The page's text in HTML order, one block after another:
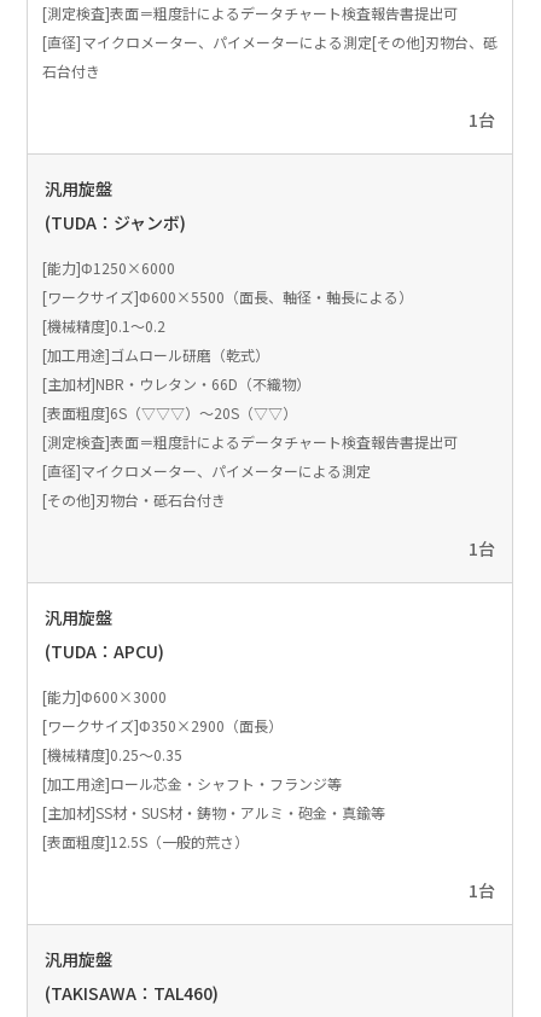
[測定検査]表面＝粗度計によるデータチャート検査報告書提出可
[直径]マイクロメーター、パイメーターによる測定[その他]刃物台、砥
石台付き
1台
汎用旋盤
(TUDA：ジャンボ)
[能力]Φ1250×6000
[ワークサイズ]Φ600×5500（面長、軸径・軸長による）
[機械精度]0.1～0.2
[加工用途]ゴムロール研磨（乾式）
[主加材]NBR・ウレタン・66D（不織物）
[表面粗度]6S（▽▽▽）～20S（▽▽）
[測定検査]表面＝粗度計によるデータチャート検査報告書提出可
[直径]マイクロメーター、パイメーターによる測定
[その他]刃物台・砥石台付き
1台
汎用旋盤
(TUDA：APCU)
[能力]Φ600×3000
[ワークサイズ]Φ350×2900（面長）
[機械精度]0.25～0.35
[加工用途]ロール芯金・シャフト・フランジ等
[主加材]SS材・SUS材・鋳物・アルミ・砲金・真鍮等
[表面粗度]12.5S（一般的荒さ）
1台
汎用旋盤
(TAKISAWA：TAL460)